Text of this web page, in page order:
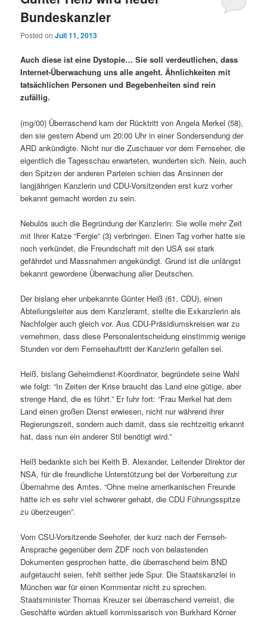
Bundeskanzler
Posted onJuli 11, 2013
Auch diese ist eine Dystopie… Sie soll verdeutlichen, dass
Internet-Überwachung uns alle angeht. Ähnlichkeiten mit
tatsächlichen Personen und Begebenheiten sind rein
zufällig.
(mg/00) Überraschend kam der Rücktritt von Angela Merkel (58),
den sie gestern Abend um 20:00 Uhr in einer Sondersendung der
ARD ankündigte. Nicht nur die Zuschauer vor dem Fernseher, die
eigentlich die Tagesschau erwarteten, wunderten sich. Nein, auch
den Spitzen der anderen Parteien schien das Ansinnen der
langjährigen Kanzlerin und CDU-Vorsitzenden erst kurz vorher
bekannt gemacht worden zu sein.
Nebulös auch die Begründung der Kanzlerin: Sie wolle mehr Zeit
mit Ihrer Katze “Fergie” (3) verbringen. Einen Tag vorher hatte sie
noch verkündet, die Freundschaft mit den USA sei stark
gefährdet und Massnahmen angekündigt. Grund ist die unlängst
bekannt gewordene Überwachung aller Deutschen.
Der bislang eher unbekannte Günter Heiß (61, CDU), einen
Abteilungsleiter aus dem Kanzleramt, stellte die Exkanzlerin als
Nachfolger auch gleich vor. Aus CDU-Präsidiumskreisen war zu
vernehmen, dass diese Personalentscheidung einstimmig wenige
Stunden vor dem Fernsehauftritt der Kanzlerin gefallen sei.
Heiß, bislang Geheimdienst-Koordinator, begründete seine Wahl
wie folgt: “In Zeiten der Krise braucht das Land eine gütige, aber
strenge Hand, die es führt.” Er fuhr fort: “Frau Merkel hat dem
Land einen großen Dienst erwiesen, nicht nur während ihrer
Regierungszeit, sondern auch damit, dass sie rechtzeitig erkannt
hat, dass nun ein anderer Stil benötigt wird.”
Heiß bedankte sich bei Keith B. Alexander, Leitender Direktor der
NSA, für die freundliche Unterstützung bei der Vorbereitung zur
Übernahme des Amtes. “Ohne meine amerikanischen Freunde
hätte ich es sehr viel schwerer gehabt, die CDU Führungsspitze
zu überzeugen”.
Vom CSU-Vorsitzende Seehofer, der kurz nach der Fernseh-
Ansprache gegenüber dem ZDF noch von belastenden
Dokumenten gesprochen hatte, die überraschend beim BND
aufgetaucht seien, fehlt seither jede Spur. Die Staatskanzlei in
München war für einen Kommentar nicht zu sprechen.
Staatsminister Thomas Kreuzer sei überraschend verreist, die
Geschäfte würden aktuell kommissarisch von Burkhard Körner